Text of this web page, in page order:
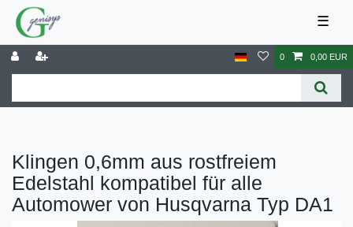
☰
0 0,00 EUR
Klingen 0,6mm aus rostfreiem
Edelstahl kompatibel für alle
Automower von Husqvarna Typ DA1